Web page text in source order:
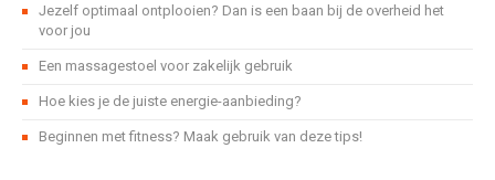
Jezelf optimaal ontplooien? Dan is een baan bij de overheid het
voor jou
Een massagestoel voor zakelijk gebruik
Hoe kies je de juiste energie-aanbieding?
Beginnen met fitness? Maak gebruik van deze tips!